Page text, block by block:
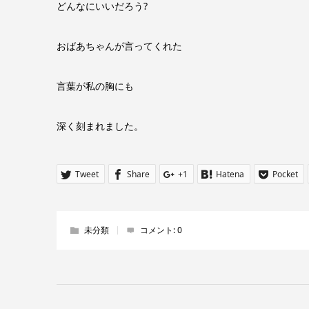
どんなにいいだろう?
おばあちゃんが言ってくれた
言葉が私の胸にも
深く刻まれました。
Tweet Share +1 Hatena Pocket
未分類 コメント:0